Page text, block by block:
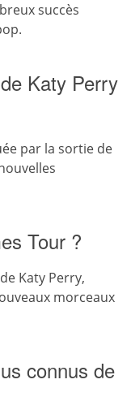
succès
Katy Perry
par la sortie de
Tour ?
Katy Perry,
morceaux
connus de